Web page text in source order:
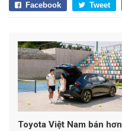
Facebook Tweet
Toyota Việt Nam bán hơn